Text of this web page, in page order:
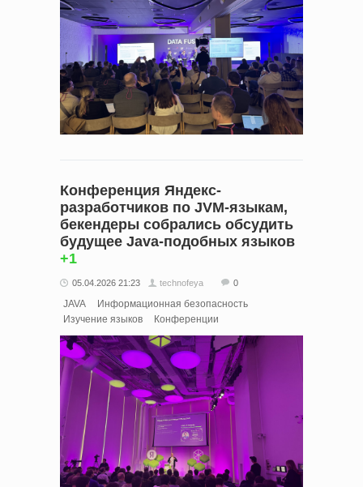
Конференция Яндекс-
разработчиков по JVM-языкам,
бекендеры собрались обсудить
будущее Java-подобных языков
+1
05.04.2026 21:23 technofeya 0
JAVA
Информационная безопасность
Изучение языков
Конференции